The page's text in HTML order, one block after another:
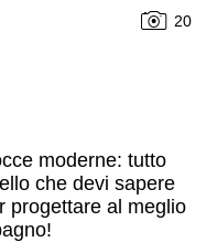
20
moderne: tutto
che devi sapere
progettare al meglio